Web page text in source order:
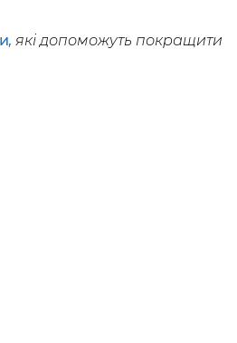
, які допоможуть покращити